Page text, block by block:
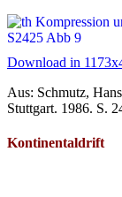
Download in
Aus: Schmutz,
Stuttgart. 1986. S.
Kontinentaldrift